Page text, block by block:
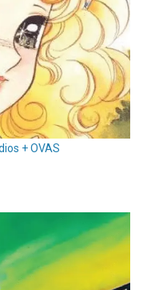
+ OVAS